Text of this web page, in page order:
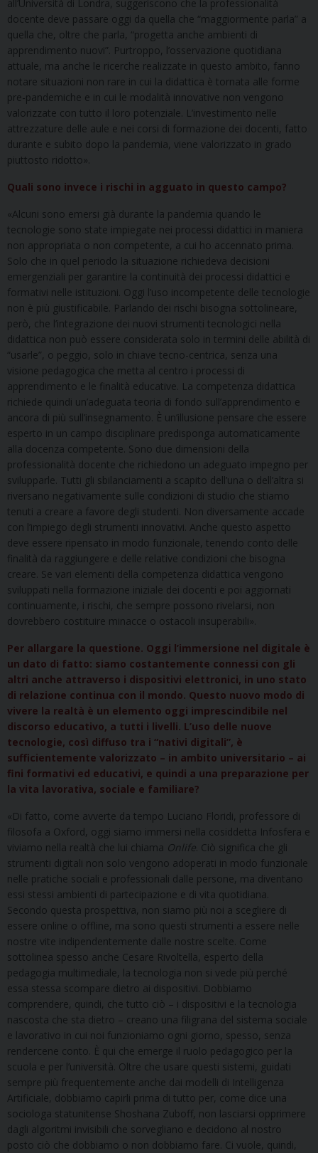
all’Università di Londra, suggeriscono che la professionalità
docente deve passare oggi da quella che “maggiormente parla” a
quella che, oltre che parla, “progetta anche ambienti di
apprendimento nuovi”. Purtroppo, l’osservazione quotidiana
attuale, ma anche le ricerche realizzate in questo ambito, fanno
notare situazioni non rare in cui la didattica è tornata alle forme
pre-pandemiche e in cui le modalità innovative non vengono
valorizzate con tutto il loro potenziale. L’investimento nelle
attrezzature delle aule e nei corsi di formazione dei docenti, fatto
durante e subito dopo la pandemia, viene valorizzato in grado
piuttosto ridotto».
Quali sono invece i rischi in agguato in questo campo?
«Alcuni sono emersi già durante la pandemia quando le
tecnologie sono state impiegate nei processi didattici in maniera
non appropriata o non competente, a cui ho accennato prima.
Solo che in quel periodo la situazione richiedeva decisioni
emergenziali per garantire la continuità dei processi didattici e
formativi nelle istituzioni. Oggi l’uso incompetente delle tecnologie
non è più giustificabile. Parlando dei rischi bisogna sottolineare,
però, che l’integrazione dei nuovi strumenti tecnologici nella
didattica non può essere considerata solo in termini delle abilità di
“usarle”, o peggio, solo in chiave tecno-centrica, senza una
visione pedagogica che metta al centro i processi di
apprendimento e le finalità educative. La competenza didattica
richiede quindi un’adeguata teoria di fondo sull’apprendimento e
ancora di più sull’insegnamento. È un’illusione pensare che essere
esperto in un campo disciplinare predisponga automaticamente
alla docenza competente. Sono due dimensioni della
professionalità docente che richiedono un adeguato impegno per
svilupparle. Tutti gli sbilanciamenti a scapito dell’una o dell’altra si
riversano negativamente sulle condizioni di studio che stiamo
tenuti a creare a favore degli studenti. Non diversamente accade
con l’impiego degli strumenti innovativi. Anche questo aspetto
deve essere ripensato in modo funzionale, tenendo conto delle
finalità da raggiungere e delle relative condizioni che bisogna
creare. Se vari elementi della competenza didattica vengono
sviluppati nella formazione iniziale dei docenti e poi aggiornati
continuamente, i rischi, che sempre possono rivelarsi, non
dovrebbero costituire minacce o ostacoli insuperabili».
Per allargare la questione. Oggi l’immersione nel digitale è
un dato di fatto: siamo costantemente connessi con gli
altri anche attraverso i dispositivi elettronici, in uno stato
di relazione continua con il mondo. Questo nuovo modo di
vivere la realtà è un elemento oggi imprescindibile nel
discorso educativo, a tutti i livelli. L’uso delle nuove
tecnologie, così diffuso tra i “nativi digitali”, è
sufficientemente valorizzato – in ambito universitario – ai
fini formativi ed educativi, e quindi a una preparazione per
la vita lavorativa, sociale e familiare?
«Di fatto, come avverte da tempo Luciano Floridi, professore di
filosofa a Oxford, oggi siamo immersi nella cosiddetta Infosfera e
viviamo nella realtà che lui chiama Onlife. Ciò significa che gli
strumenti digitali non solo vengono adoperati in modo funzionale
nelle pratiche sociali e professionali dalle persone, ma diventano
essi stessi ambienti di partecipazione e di vita quotidiana.
Secondo questa prospettiva, non siamo più noi a scegliere di
essere online o offline, ma sono questi strumenti a essere nelle
nostre vite indipendentemente dalle nostre scelte. Come
sottolinea spesso anche Cesare Rivoltella, esperto della
pedagogia multimediale, la tecnologia non si vede più perché
essa stessa scompare dietro ai dispositivi. Dobbiamo
comprendere, quindi, che tutto ciò – i dispositivi e la tecnologia
nascosta che sta dietro – creano una filigrana del sistema sociale
e lavorativo in cui noi funzioniamo ogni giorno, spesso, senza
rendercene conto. È qui che emerge il ruolo pedagogico per la
scuola e per l’università. Oltre che usare questi sistemi, guidati
sempre più frequentemente anche dai modelli di Intelligenza
Artificiale, dobbiamo capirli prima di tutto per, come dice una
sociologa statunitense Shoshana Zuboff, non lasciarsi opprimere
dagli algoritmi invisibili che sorvegliano e decidono al nostro
posto ciò che dobbiamo o non dobbiamo fare. Ci vuole, quindi,